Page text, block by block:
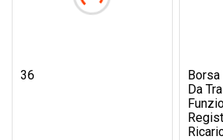
36
Da